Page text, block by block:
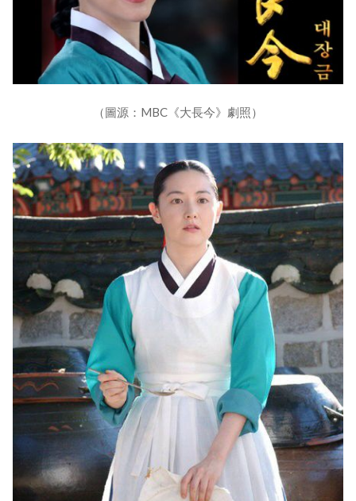
（圖源：MBC《大長今》劇照）